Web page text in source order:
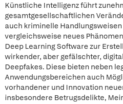
Künstliche Intelligenz führt
gesamtgesellschaftlichen
auch kriminelle
vergleichsweise neues
Deep Learning Software zur
wirkender, aber gefälschter,
Deepfakes. Diese bieten neben
Anwendungsbereichen auch
vorhandener und Innovation
insbesondere Betrugsdelikte,